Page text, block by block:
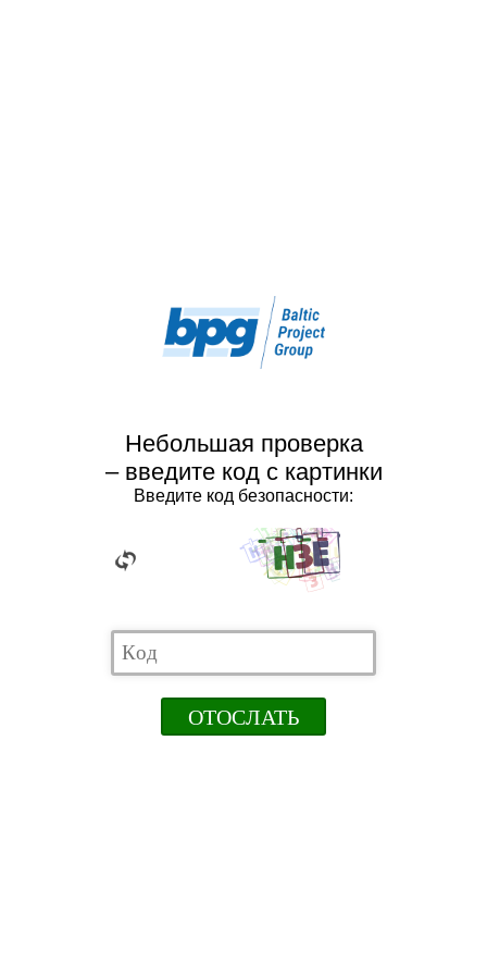
Небольшая проверка
– введите код с картинки
Введите код безопасности: